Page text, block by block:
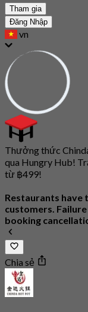
Tham gia
Đăng Nhập
vn
Thưởng thức
qua Hungry Hub!
từ ฿499!
Restaurants
customers.
booking
Chia sẻ